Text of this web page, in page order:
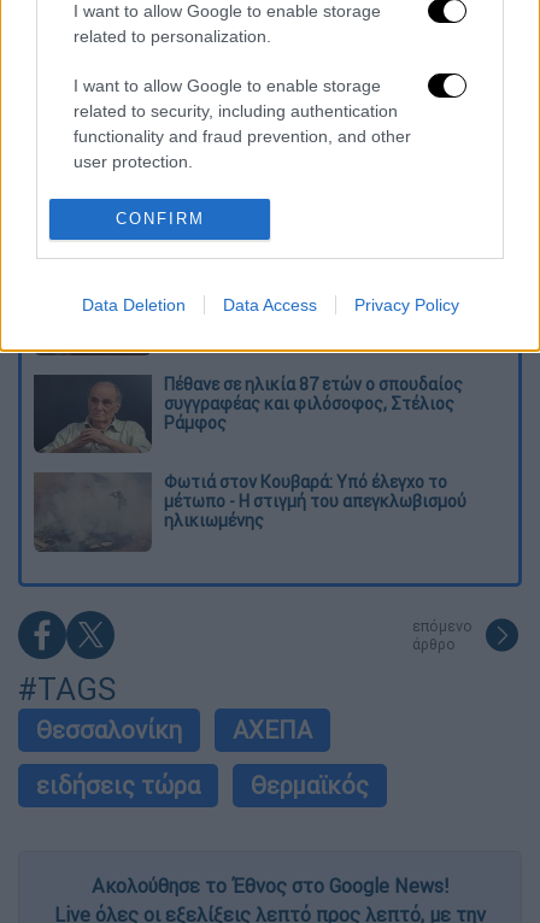
I want to allow Google to enable storage
related to personalization.
I want to allow Google to enable storage
related to security, including authentication
functionality and fraud prevention, and other
user protection.
CONFIRM
Data Deletion Data Access Privacy Policy
Διαβάστε ακόμη
προσγειώθηκαν στο... Σαρακήνικο:
Προθεσμία να απολογηθούν ζήτησαν
χειριστής και ιδιοκτήτης
νερού στη Σάρτη Χαλκιδικής - Ζητούν να
Πέθανε σε ηλικία 87 ετών ο σπουδαίος
συγγραφέας και φιλόσοφος, Στέλιος
Ράμφος
Φωτιά στον Κουβαρά: Υπό έλεγχο το
μέτωπο - Η στιγμή του απεγκλωβισμού
ηλικιωμένης
επόμενο
άρθρο
#TAGS
Θεσσαλονίκη
ΑΧΕΠΑ
ειδήσεις τώρα
Θερμαϊκός
Ακολούθησε το Έθνος στο Google News!
Live όλες οι εξελίξεις λεπτό προς λεπτό, με την